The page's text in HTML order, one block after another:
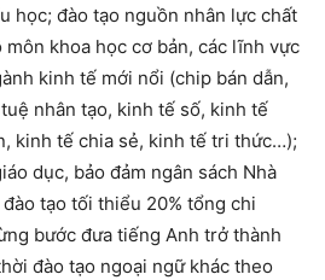
học; đào tạo nguồn nhân lực chất
khoa học cơ bản, các lĩnh vực
kinh tế mới nổi (chip bán dẫn,
nhân tạo, kinh tế số, kinh tế
kinh tế chia sẻ, kinh tế tri thức…);
dục, bảo đảm ngân sách Nhà
tạo tối thiểu 20% tổng chi
bước đưa tiếng Anh trở thành
đào tạo ngoại ngữ khác theo